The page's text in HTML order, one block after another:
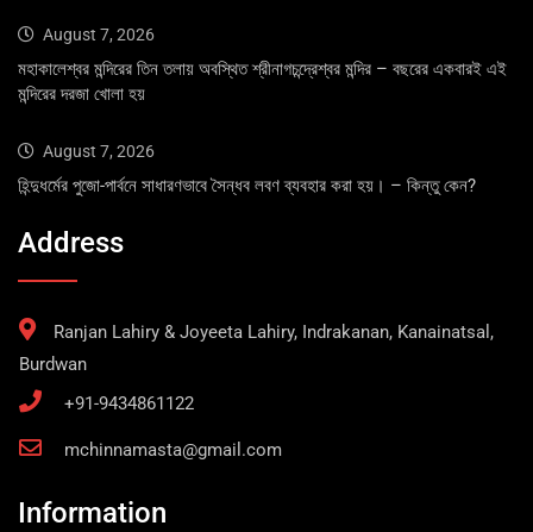
August 7, 2026
মহাকালেশ্বর মন্দিরের তিন তলায় অবস্থিত শ্রীনাগচন্দ্রেশ্বর মন্দির – বছরের একবারই এই
মন্দিরের দরজা খোলা হয়
August 7, 2026
হিন্দুধর্মের পুজো-পার্বনে সাধারণভাবে সৈন্ধব লবণ ব্যবহার করা হয়। – কিন্তু কেন?
Address
Ranjan Lahiry & Joyeeta Lahiry, Indrakanan, Kanainatsal,
Burdwan
+91-9434861122
mchinnamasta@gmail.com
Information